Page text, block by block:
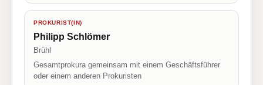
PROKURIST(IN)
Philipp Schlömer
Brühl
Gesamtprokura gemeinsam mit einem Geschäftsführer
oder einem anderen Prokuristen